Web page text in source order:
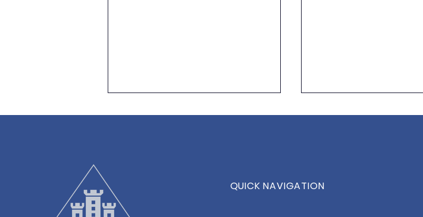
Neue Athletik- &
QUICK NAVIGATION